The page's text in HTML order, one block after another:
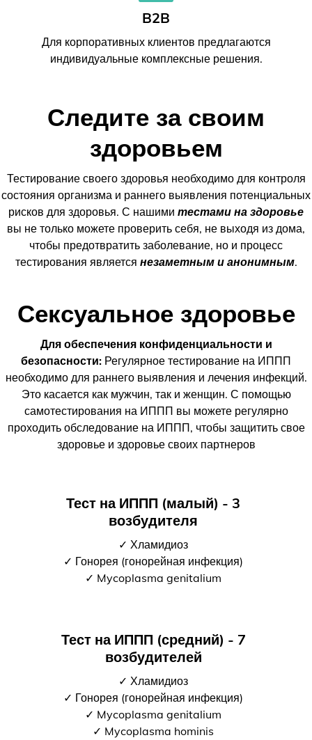
B2B
Для корпоративных клиентов предлагаются
индивидуальные комплексные решения.
Следите за своим
здоровьем
Тестирование своего здоровья необходимо для контроля
состояния организма и раннего выявления потенциальных
рисков для здоровья. С нашими тестами на здоровье
вы не только можете проверить себя, не выходя из дома,
чтобы предотвратить заболевание, но и процесс
тестирования является незаметным и анонимным.
Сексуальное здоровье
Для обеспечения конфиденциальности и
безопасности: Регулярное тестирование на ИППП
необходимо для раннего выявления и лечения инфекций.
Это касается как мужчин, так и женщин. С помощью
самотестирования на ИППП вы можете регулярно
проходить обследование на ИППП, чтобы защитить свое
здоровье и здоровье своих партнеров
Тест на ИППП (малый) - 3
возбудителя
✓ Хламидиоз
✓ Гонорея (гонорейная инфекция)
✓ Mycoplasma genitalium
Тест на ИППП (средний) - 7
возбудителей
✓ Хламидиоз
✓ Гонорея (гонорейная инфекция)
✓ Mycoplasma genitalium
✓ Mycoplasma hominis